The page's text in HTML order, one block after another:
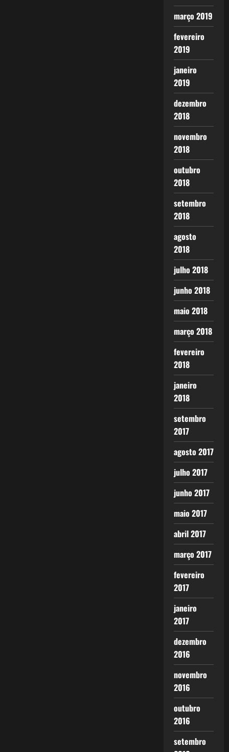
março 2019
fevereiro
2019
janeiro
2019
dezembro
2018
novembro
2018
outubro
2018
setembro
2018
agosto
2018
julho 2018
junho 2018
maio 2018
março 2018
fevereiro
2018
janeiro
2018
setembro
2017
agosto 2017
julho 2017
junho 2017
maio 2017
abril 2017
março 2017
fevereiro
2017
janeiro
2017
dezembro
2016
novembro
2016
outubro
2016
setembro